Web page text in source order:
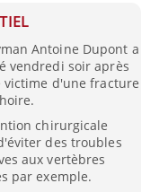
Antoine Dupont a
vendredi soir après
victime d'une fracture
chirurgicale
des troubles
aux vertèbres
par exemple.